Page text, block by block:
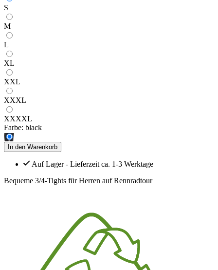
S
M
L
XL
XXL
XXXL
XXXXL
Farbe: black
In den Warenkorb
Auf Lager - Lieferzeit ca. 1-3 Werktage
Bequeme 3/4-Tights für Herren auf Rennradtour